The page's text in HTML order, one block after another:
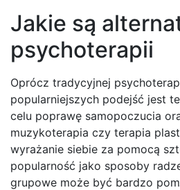
Jakie są
psychoterapii
Oprócz tradycyjnej
popularniejszych podejść jest
celu poprawę samopoczucia
muzykoterapia czy terapia
wyrażanie siebie za pomocą
popularność jako sposoby
grupowe może być bardzo